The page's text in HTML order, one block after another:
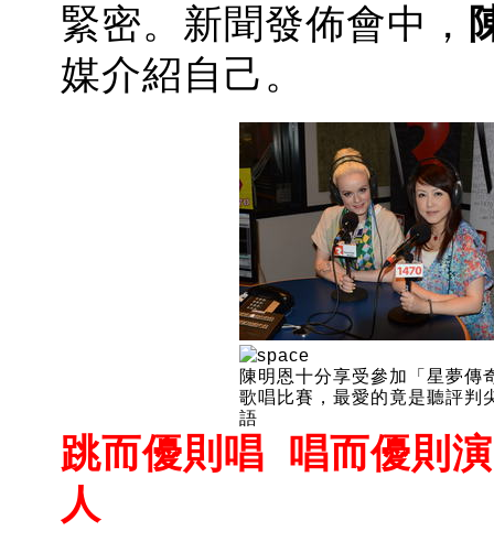
緊密。新聞發佈會中，
媒介紹自己。
陳明恩十分享受參加「星夢傳
歌唱比賽，最愛的竟是聽評判
語
跳而優則唱 唱而優則
人